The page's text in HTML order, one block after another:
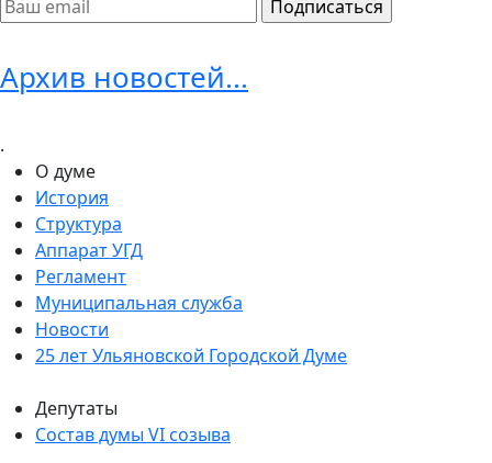
Архив новостей...
.
О думе
История
Структура
Аппарат УГД
Регламент
Муниципальная служба
Новости
25 лет Ульяновской Городской Думе
Депутаты
Состав думы VI созыва